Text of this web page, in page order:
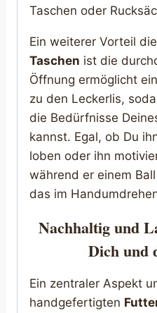
Taschen oder
Ein weiterer Vorteil
Taschen ist die
Öffnung ermöglicht
zu den Leckerlis,
die Bedürfnisse
kannst. Egal, ob Du
loben oder ihn
während er einem
das im
Nachhaltig und
Dich und
Ein zentraler Aspekt
handgefertigten